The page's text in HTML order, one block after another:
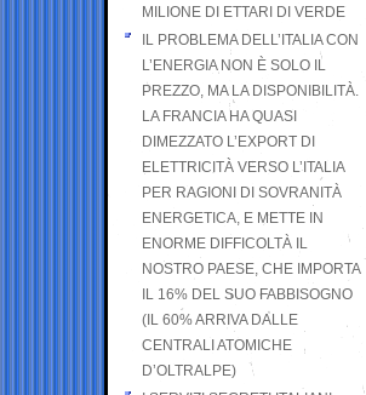
MILIONE DI ETTARI DI VERDE
IL PROBLEMA DELL’ITALIA CON
L’ENERGIA NON È SOLO IL
PREZZO, MA LA DISPONIBILITÀ.
LA FRANCIA HA QUASI
DIMEZZATO L’EXPORT DI
ELETTRICITÀ VERSO L’ITALIA
PER RAGIONI DI SOVRANITÀ
ENERGETICA, E METTE IN
ENORME DIFFICOLTÀ IL
NOSTRO PAESE, CHE IMPORTA
IL 16% DEL SUO FABBISOGNO
(IL 60% ARRIVA DALLE
CENTRALI ATOMICHE
D’OLTRALPE)